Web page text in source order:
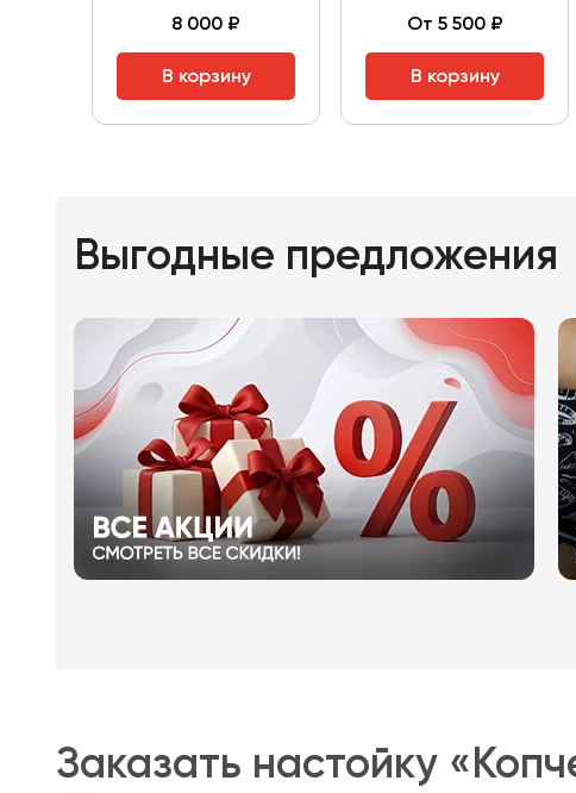
8 000 ₽
В корзину
От 5 500 ₽
В корзину
Выгодные предложения
Заказать настойку